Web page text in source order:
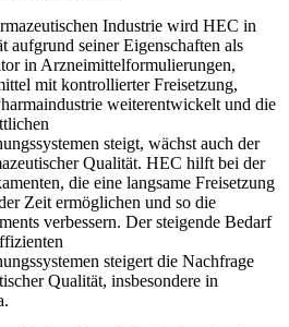
Industrie wird HEC in
aufgrund seiner Eigenschaften als
in Arzneimittelformulierungen,
mit kontrollierter Freisetzung,
weiterentwickelt und die
steigt, wächst auch der
Qualität. HEC hilft bei der
die eine langsame Freisetzung
Zeit ermöglichen und so die
verbessern. Der steigende Bedarf
steigert die Nachfrage
Qualität, insbesondere in